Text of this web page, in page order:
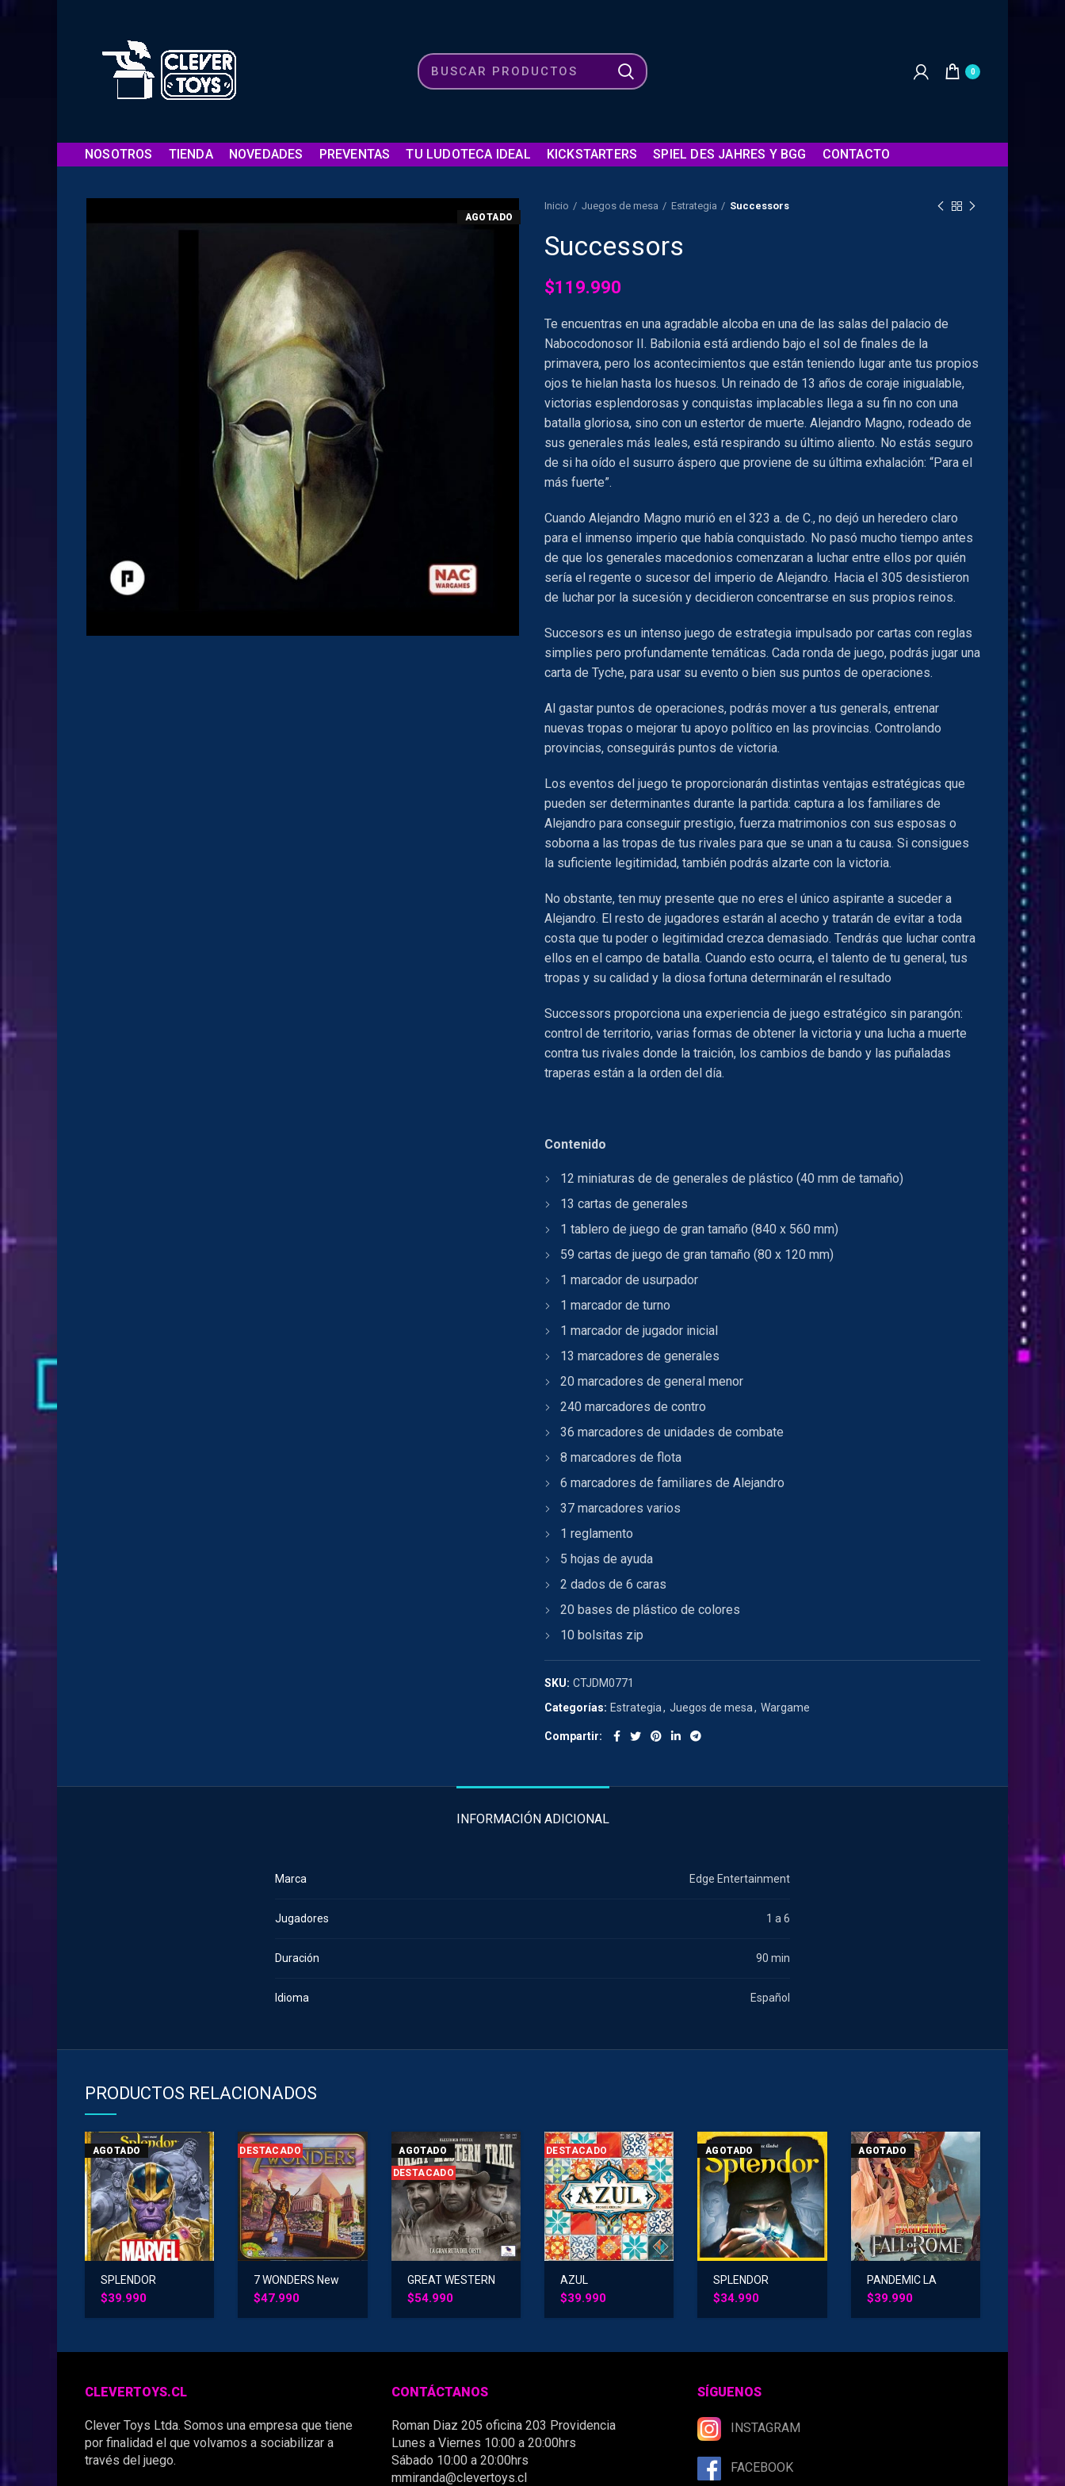
0
NOSOTROS TIENDA NOVEDADES PREVENTAS TU LUDOTECA IDEAL KICKSTARTERS SPIEL DES JAHRES Y BGG CONTACTO
AGOTADO
Inicio Juegos de mesa Estrategia Successors
Successors
$119.990
Te encuentras en una agradable alcoba en una de las salas del palacio de
Nabocodonosor II. Babilonia está ardiendo bajo el sol de finales de la
primavera, pero los acontecimientos que están teniendo lugar ante tus propios
ojos te hielan hasta los huesos. Un reinado de 13 años de coraje inigualable,
victorias esplendorosas y conquistas implacables llega a su fin no con una
batalla gloriosa, sino con un estertor de muerte. Alejandro Magno, rodeado de
sus generales más leales, está respirando su último aliento. No estás seguro
de si ha oído el susurro áspero que proviene de su última exhalación: “Para el
más fuerte”.
Cuando Alejandro Magno murió en el 323 a. de C., no dejó un heredero claro
para el inmenso imperio que había conquistado. No pasó mucho tiempo antes
de que los generales macedonios comenzaran a luchar entre ellos por quién
sería el regente o sucesor del imperio de Alejandro. Hacia el 305 desistieron
de luchar por la sucesión y decidieron concentrarse en sus propios reinos.
Succesors es un intenso juego de estrategia impulsado por cartas con reglas
simplies pero profundamente temáticas. Cada ronda de juego, podrás jugar una
carta de Tyche, para usar su evento o bien sus puntos de operaciones.
Al gastar puntos de operaciones, podrás mover a tus generals, entrenar
nuevas tropas o mejorar tu apoyo político en las provincias. Controlando
provincias, conseguirás puntos de victoria.
Los eventos del juego te proporcionarán distintas ventajas estratégicas que
pueden ser determinantes durante la partida: captura a los familiares de
Alejandro para conseguir prestigio, fuerza matrimonios con sus esposas o
soborna a las tropas de tus rivales para que se unan a tu causa. Si consigues
la suficiente legitimidad, también podrás alzarte con la victoria.
No obstante, ten muy presente que no eres el único aspirante a suceder a
Alejandro. El resto de jugadores estarán al acecho y tratarán de evitar a toda
costa que tu poder o legitimidad crezca demasiado. Tendrás que luchar contra
ellos en el campo de batalla. Cuando esto ocurra, el talento de tu general, tus
tropas y su calidad y la diosa fortuna determinarán el resultado
Successors proporciona una experiencia de juego estratégico sin parangón:
control de territorio, varias formas de obtener la victoria y una lucha a muerte
contra tus rivales donde la traición, los cambios de bando y las puñaladas
traperas están a la orden del día.
Contenido
12 miniaturas de de generales de plástico (40 mm de tamaño)
13 cartas de generales
1 tablero de juego de gran tamaño (840 x 560 mm)
59 cartas de juego de gran tamaño (80 x 120 mm)
1 marcador de usurpador
1 marcador de turno
1 marcador de jugador inicial
13 marcadores de generales
20 marcadores de general menor
240 marcadores de contro
36 marcadores de unidades de combate
8 marcadores de flota
6 marcadores de familiares de Alejandro
37 marcadores varios
1 reglamento
5 hojas de ayuda
2 dados de 6 caras
20 bases de plástico de colores
10 bolsitas zip
SKU: CTJDM0771
Categorías: Estrategia, Juegos de mesa, Wargame
Compartir
INFORMACIÓN ADICIONAL
Marca Edge Entertainment
Jugadores 1 a 6
Duración 90 min
Idioma Español
PRODUCTOS RELACIONADOS
AGOTADO
SPLENDOR
MARVEL
$39.990
DESTACADO
7 WONDERS New
Version
$47.990
AGOTADO
DESTACADO
GREAT WESTERN
TRAIL
$54.990
DESTACADO
AZUL
$39.990
AGOTADO
SPLENDOR
$34.990
AGOTADO
PANDEMIC LA
CAIDA DE ROMA
$39.990
CLEVERTOYS.CL
Clever Toys Ltda. Somos una empresa que tiene
por finalidad el que volvamos a sociabilizar a
través del juego.
CONTÁCTANOS
Roman Diaz 205 oficina 203 Providencia
Lunes a Viernes 10:00 a 20:00hrs
Sábado 10:00 a 20:00hrs
mmiranda@clevertoys.cl
SÍGUENOS
INSTAGRAM
FACEBOOK